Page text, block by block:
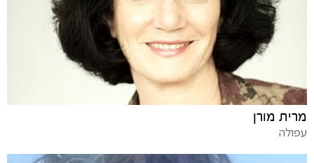
מרית מורן
עפולה